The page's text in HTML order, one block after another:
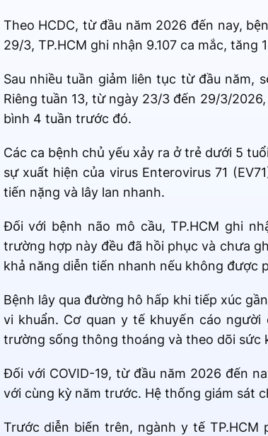
Theo HCDC, từ đầu năm 2026 đến nay,
29/3, TP.HCM ghi nhận 9.107 ca mắc, tăng
Sau nhiều tuần giảm liên tục từ đầu năm,
Riêng tuần 13, từ ngày 23/3 đến 29/3/
bình 4 tuần trước đó.
Các ca bệnh chủ yếu xảy ra ở trẻ dưới 5
sự xuất hiện của virus Enterovirus 71
tiến nặng và lây lan nhanh.
Đối với bệnh não mô cầu, TP.HCM ghi
trường hợp này đều đã hồi phục và chưa
khả năng diễn tiến nhanh nếu không được
Bệnh lây qua đường hô hấp khi tiếp xúc
vi khuẩn. Cơ quan y tế khuyến cáo
trường sống thông thoáng và theo dõi sức
Đối với COVID-19, từ đầu năm 2026 đến
với cùng kỳ năm trước. Hệ thống giám sát
Trước diễn biến trên, ngành y tế